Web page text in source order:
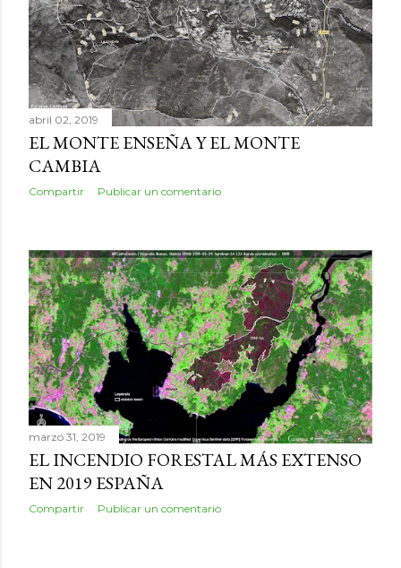
abril 02, 2019
EL MONTE ENSEÑA Y EL MONTE
CAMBIA
Compartir Publicar un comentario
marzo 31, 2019
EL INCENDIO FORESTAL MÁS EXTENSO
EN 2019 ESPAÑA
Compartir Publicar un comentario